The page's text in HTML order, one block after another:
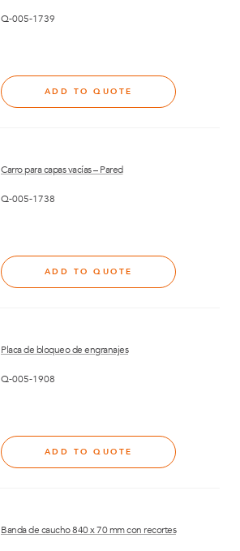
Q-005-1739
ADD TO QUOTE
Carro para capas vacías – Pared
Q-005-1738
ADD TO QUOTE
Placa de bloqueo de engranajes
Q-005-1908
ADD TO QUOTE
Banda de caucho 840 x 70 mm con recortes